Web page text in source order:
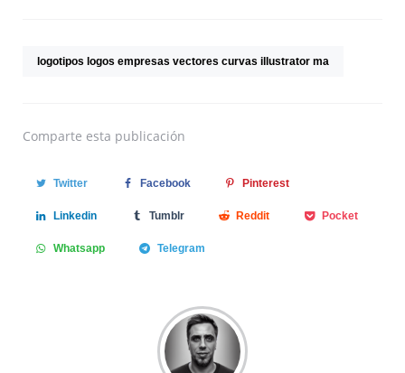
logotipos logos empresas vectores curvas illustrator ma
Comparte esta publicación
Twitter Facebook Pinterest
Linkedin Tumblr Reddit Pocket
Whatsapp Telegram